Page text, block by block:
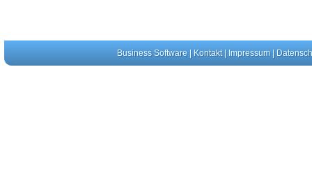
Business Software| Kontakt| Impressum|